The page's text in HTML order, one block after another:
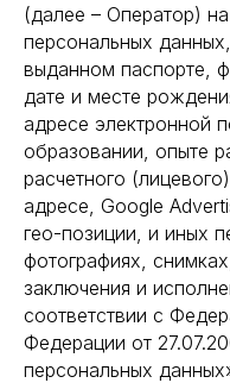
(далее – Оператор)
персональных
выданном паспорте,
дате и месте
адресе электронной
образовании, опыте
расчетного
адресе, Google
гео-позиции, и иных
фотографиях,
заключения и
соответствии с
Федерации от
персональных